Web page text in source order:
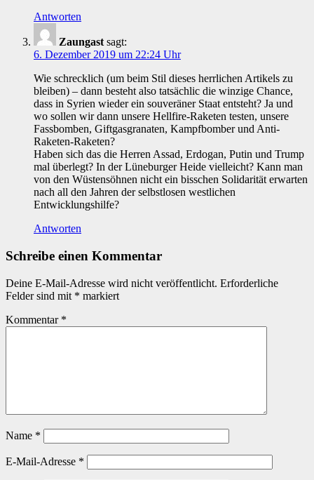
Antworten
Zaungast sagt:
6. Dezember 2019 um 22:24 Uhr
Wie schrecklich (um beim Stil dieses herrlichen Artikels zu
bleiben) – dann besteht also tatsächlic die winzige Chance,
dass in Syrien wieder ein souveräner Staat entsteht? Ja und
wo sollen wir dann unsere Hellfire-Raketen testen, unsere
Fassbomben, Giftgasgranaten, Kampfbomber und Anti-
Raketen-Raketen?
Haben sich das die Herren Assad, Erdogan, Putin und Trump
mal überlegt? In der Lüneburger Heide vielleicht? Kann man
von den Wüstensöhnen nicht ein bisschen Solidarität erwarten
nach all den Jahren der selbstlosen westlichen
Entwicklungshilfe?
Antworten
Schreibe einen Kommentar
Deine E-Mail-Adresse wird nicht veröffentlicht. Erforderliche
Felder sind mit * markiert
Kommentar *
Name *
E-Mail-Adresse *